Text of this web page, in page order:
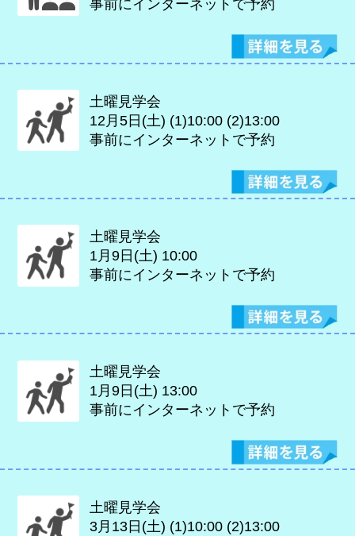
事前にインターネットで予約
土曜見学会
12月5日(土) (1)10:00 (2)13:00
事前にインターネットで予約
土曜見学会
1月9日(土) 10:00
事前にインターネットで予約
土曜見学会
1月9日(土) 13:00
事前にインターネットで予約
土曜見学会
3月13日(土) (1)10:00 (2)13:00